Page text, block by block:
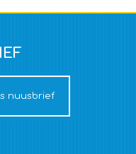
nuusbrief